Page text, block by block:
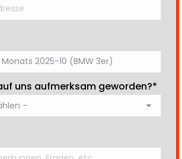
uns aufmerksam geworden?*